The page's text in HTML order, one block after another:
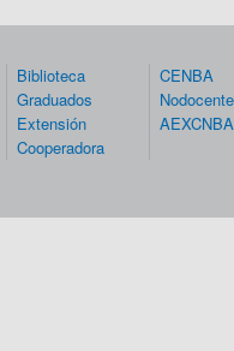
Biblioteca
Graduados
Extensión
Cooperadora
CENBA
AEXCNBA